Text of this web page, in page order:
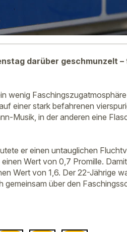
darüber geschmunzelt
wenig
einer stark befahrenen
Musik, in der anderen eine
er einen untauglichen
Wert von 0,7 Promille.
Wert von 1,6. Der 22-Jährige
über den